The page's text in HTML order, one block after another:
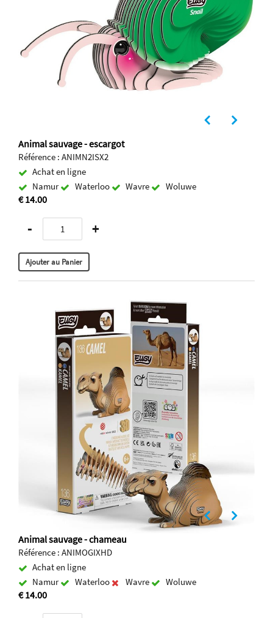
Animal sauvage - escargot
Référence : ANIMN2ISX2
Achat en ligne
Namur
Waterloo Wavre Woluwe
€ 14.00
- +
Animal sauvage - chameau
Référence : ANIMOGIXHD
Achat en ligne
Namur
Waterloo Wavre Woluwe
€ 14.00